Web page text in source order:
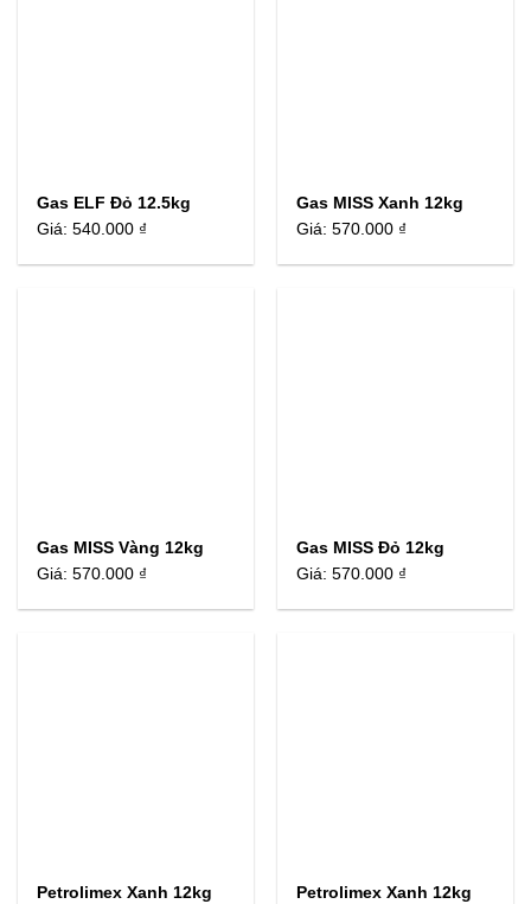
Gas ELF Đỏ 12.5kg
Giá:540.000 ₫
Gas MISS Xanh 12kg
Giá:570.000 ₫
Gas MISS Vàng 12kg
Giá:570.000 ₫
Gas MISS Đỏ 12kg
Giá:570.000 ₫
Petrolimex Xanh 12kg
Petrolimex Xanh 12kg